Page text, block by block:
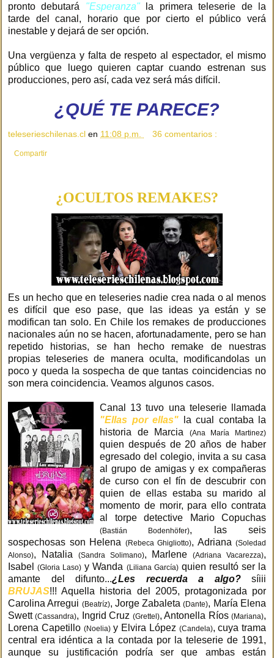
pronto debutará "Esperanza"la primera teleserie de la
tarde del canal, horario que por cierto el público verá
inestable y dejará de ser opción.
Una vergüenza y falta de respeto al espectador, el mismo
público que luego quieren captar cuando estrenan sus
producciones, pero así, cada vez será más difícil.
¿QUÉ TE PARECE?
teleserieschilenas.cl en 11:08 p.m. 36 comentarios :
Compartir
¿OCULTOS REMAKES?
Es un hecho que en teleseries nadie crea nada o al menos
es difícil que eso pase, que las ideas ya están y se
modifican tan solo. En Chile los remakes de producciones
nacionales aún no se hacen, afortunadamente, pero se han
repetido historias, se han hecho remake de nuestras
propias teleseries de manera oculta, modificandolas un
poco y queda la sospecha de que tantas coincidencias no
son mera coincidencia. Veamos algunos casos.
Canal 13 tuvo una teleserie llamada
"Ellas por ellas" la cual contaba la
historia de Marcia
(Ana María Martinez)
quien después de 20 años de haber
egresado del colegio, invita a su casa
al grupo de amigas y ex compañeras
de curso con el fín de descubrir con
quien de ellas estaba su marido al
momento de morir, para ello contrata
al torpe detective Mario Copuchas
(Bastián Bodenhöfer), las seis
sospechosas son Helena (Rebeca Ghigliotto), Adriana (Soledad
Alonso), Natalia (Sandra Solimano), Marlene(Adriana Vacarezza),
Isabel(Gloria Laso) y Wanda (Liliana García)quien resultó ser la
amante del difunto...¿Les recuerda a algo?síiii
BRUJAS!!! Aquella historia del 2005, protagonizada por
Carolina Arregui (Beatríz), Jorge Zabaleta(Dante), María Elena
Swett(Cassandra), Ingrid Cruz (Grettel), Antonella Ríos(Mariana),
Lorena Capetillo (Noelia)y Elvira López (Candela), cuya trama
central era idéntica a la contada por la teleserie de 1991,
aunque su justificación podría ser que ambas están